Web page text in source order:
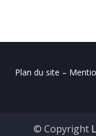
Plan du site –
© Copyright